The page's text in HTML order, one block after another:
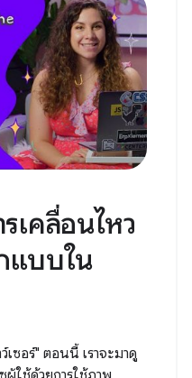
เคลื่อนไหว
แบบใน
ซอร์" ตอนนี้ เราจะมาดู